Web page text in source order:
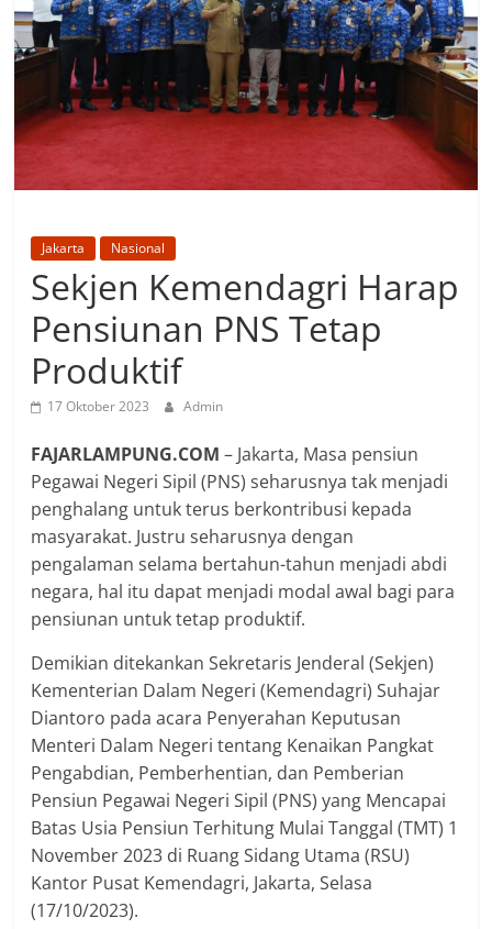
Jakarta Nasional
Sekjen Kemendagri Harap
Pensiunan PNS Tetap
Produktif
17 Oktober 2023 Admin
FAJARLAMPUNG.COM– Jakarta, Masa pensiun
Pegawai Negeri Sipil (PNS) seharusnya tak menjadi
penghalang untuk terus berkontribusi kepada
masyarakat. Justru seharusnya dengan
pengalaman selama bertahun-tahun menjadi abdi
negara, hal itu dapat menjadi modal awal bagi para
pensiunan untuk tetap produktif.
Demikian ditekankan Sekretaris Jenderal (Sekjen)
Kementerian Dalam Negeri (Kemendagri) Suhajar
Diantoro pada acara Penyerahan Keputusan
Menteri Dalam Negeri tentang Kenaikan Pangkat
Pengabdian, Pemberhentian, dan Pemberian
Pensiun Pegawai Negeri Sipil (PNS) yang Mencapai
Batas Usia Pensiun Terhitung Mulai Tanggal (TMT) 1
November 2023 di Ruang Sidang Utama (RSU)
Kantor Pusat Kemendagri, Jakarta, Selasa
(17/10/2023).